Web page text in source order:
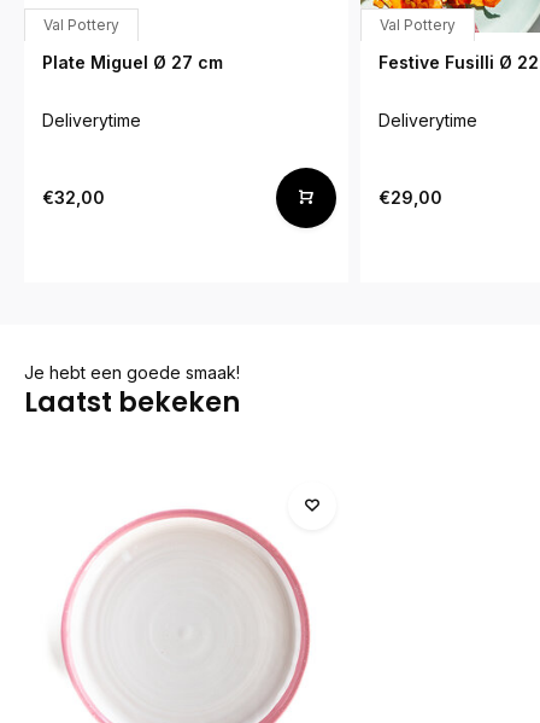
Val Pottery
Plate Miguel Ø 27 cm
Deliverytime
€32,00
Val Pottery
Festive Fusilli Ø
Deliverytime
€29,00
Je hebt een goede smaak!
Laatst bekeken